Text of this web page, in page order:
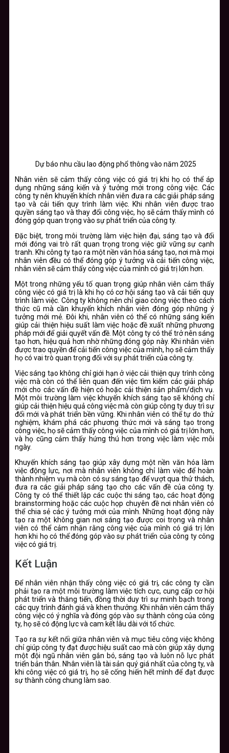
Dự báo nhu cầu lao động phổ thông vào năm 2025
Nhân viên sẽ cảm thấy công việc có giá trị khi họ có thể áp
dụng những sáng kiến và ý tưởng mới trong công việc. Các
công ty nên khuyến khích nhân viên đưa ra các giải pháp sáng
tạo và cải tiến quy trình làm việc. Khi nhân viên được trao
quyền sáng tạo và thay đổi công việc, họ sẽ cảm thấy mình có
đóng góp quan trọng vào sự phát triển của công ty.
Đặc biệt, trong môi trường làm việc hiện đại, sáng tạo và đổi
mới đóng vai trò rất quan trọng trong việc giữ vững sự cạnh
tranh. Khi công ty tạo ra một nền văn hóa sáng tạo, nơi mà mọi
nhân viên đều có thể đóng góp ý tưởng và cải tiến công việc,
nhân viên sẽ cảm thấy công việc của mình có giá trị lớn hơn.
Một trong những yếu tố quan trọng giúp nhân viên cảm thấy
công việc có giá trị là khi họ có cơ hội sáng tạo và cải tiến quy
trình làm việc. Công ty không nên chỉ giao công việc theo cách
thức cũ mà cần khuyến khích nhân viên đóng góp những ý
tưởng mới mẻ. Đôi khi, nhân viên có thể có những sáng kiến
giúp cải thiện hiệu suất làm việc hoặc đề xuất những phương
pháp mới để giải quyết vấn đề. Một công ty có thể trở nên sáng
tạo hơn, hiệu quả hơn nhờ những đóng góp này. Khi nhân viên
được trao quyền để cải tiến công việc của mình, họ sẽ cảm thấy
họ có vai trò quan trọng đối với sự phát triển của công ty.
Việc sáng tạo không chỉ giới hạn ở việc cải thiện quy trình công
việc mà còn có thể liên quan đến việc tìm kiếm các giải pháp
mới cho các vấn đề hiện có hoặc cải thiện sản phẩm/dịch vụ.
Một môi trường làm việc khuyến khích sáng tạo sẽ không chỉ
giúp cải thiện hiệu quả công việc mà còn giúp công ty duy trì sự
đổi mới và phát triển bền vững. Khi nhân viên có thể tự do thử
nghiệm, khám phá các phương thức mới và sáng tạo trong
công việc, họ sẽ cảm thấy công việc của mình có giá trị lớn hơn,
và họ cũng cảm thấy hứng thú hơn trong việc làm việc mỗi
ngày.
Khuyến khích sáng tạo giúp xây dựng một nền văn hóa làm
việc động lực, nơi mà nhân viên không chỉ làm việc để hoàn
thành nhiệm vụ mà còn có sự sáng tạo để vượt qua thử thách,
đưa ra các giải pháp sáng tạo cho các vấn đề của công ty.
Công ty có thể thiết lập các cuộc thi sáng tạo, các hoạt động
brainstorming hoặc các cuộc họp chuyên đề nơi nhân viên có
thể chia sẻ các ý tưởng mới của mình. Những hoạt động này
tạo ra một không gian nơi sáng tạo được coi trọng và nhân
viên có thể cảm nhận rằng công việc của mình có giá trị lớn
hơn khi họ có thể đóng góp vào sự phát triển của công ty công
việc có giá trị.
Kết Luận
Để nhân viên nhận thấy công việc có giá trị, các công ty cần
phải tạo ra một môi trường làm việc tích cực, cung cấp cơ hội
phát triển và thăng tiến, đồng thời duy trì sự minh bạch trong
các quy trình đánh giá và khen thưởng. Khi nhân viên cảm thấy
công việc có ý nghĩa và đóng góp vào sự thành công của công
ty, họ sẽ có động lực và cam kết lâu dài với tổ chức.
Tạo ra sự kết nối giữa nhân viên và mục tiêu công việc không
chỉ giúp công ty đạt được hiệu suất cao mà còn giúp xây dựng
một đội ngũ nhân viên gắn bó, sáng tạo và luôn nỗ lực phát
triển bản thân. Nhân viên là tài sản quý giá nhất của công ty, và
khi công việc có giá trị, họ sẽ cống hiến hết mình để đạt được
sự thành công chung làm sao.